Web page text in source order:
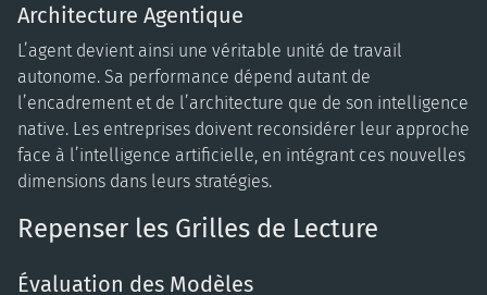
Architecture Agentique
L’agent devient ainsi une véritable unité de travail
autonome. Sa performance dépend autant de
l’encadrement et de l’architecture que de son intelligence
native. Les entreprises doivent reconsidérer leur approche
face à l’intelligence artificielle, en intégrant ces nouvelles
dimensions dans leurs stratégies.
Repenser les Grilles de Lecture
Évaluation des Modèles